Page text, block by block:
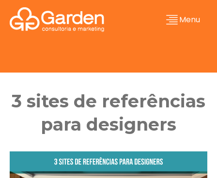
Menu
3 sites de referências
para designers